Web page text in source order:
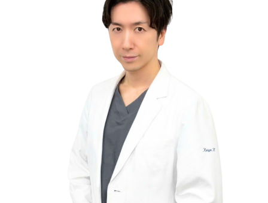
本日を含め、3日後以降の日付をお選びくださ
い。お急ぎの方は、お電話にて直接ご連絡くださ
※ご希望の予約日時をご選択いただいても、確定
ではありません。
ご予約依頼を受領後、当クリニックより日時を調
整のうえ、正式にご連絡いたします。